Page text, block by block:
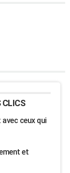
CLICS
ceux qui
et